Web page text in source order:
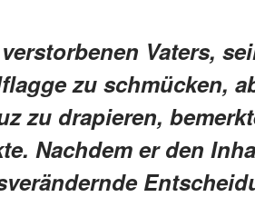
Vaters,
zu schmücken,
zu drapieren,
Nachdem er den